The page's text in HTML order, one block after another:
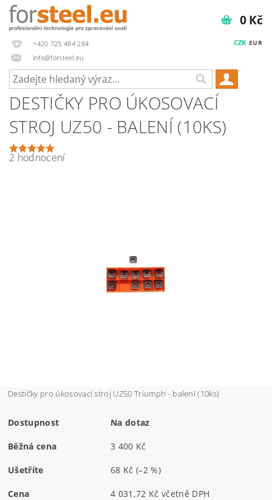
+420 725 484 284
info@forsteel.eu
CZK EUR
0 Kč
DESTIČKY PRO ÚKOSOVACÍ
STROJ UZ50 - BALENÍ (10KS)
2 hodnocení
Destičky pro úkosovací stroj UZ50 Triumph - balení (10ks)
Dostupnost Na dotaz
Běžná cena 3 400 Kč
Ušetříte 68 Kč(–2 %)
Cena 4 031,72 Kč včetně DPH